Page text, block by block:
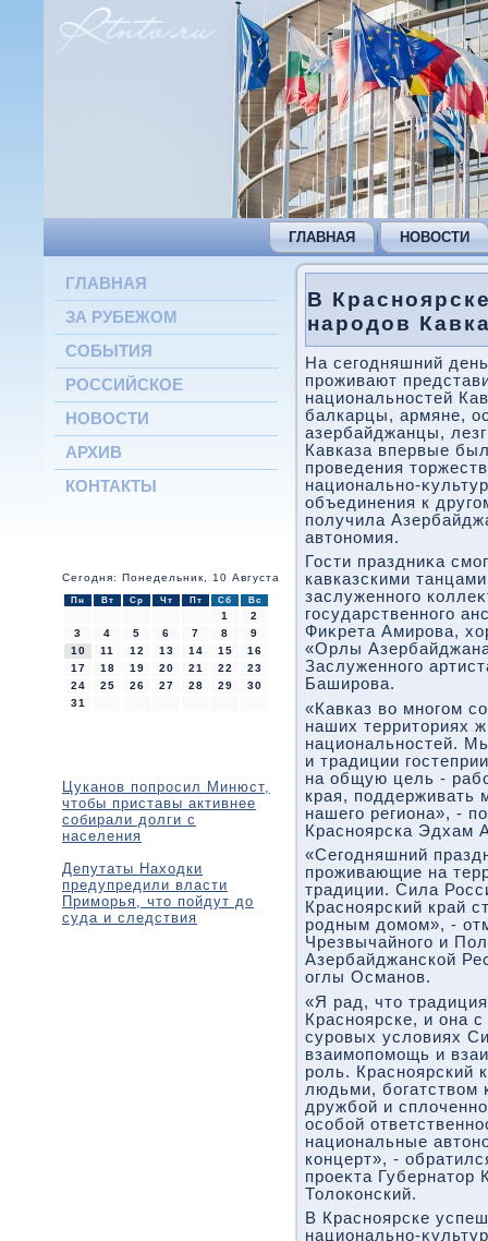
ГЛАВНАЯ НОВОСТИ
ГЛАВНАЯ
ЗА РУБЕЖОМ
СОБЫТИЯ
РОССИЙСКОЕ
НОВОСТИ
АРХИВ
КОНТАКТЫ
Сегодня: Понедельник, 10 Августа
Пн Вт Ср Чт Пт Сб Вс
1
2
3
4 5 6 7 8
9
10
11 12 13 14 15
16
17
18 19 20 21 22
23
24
25 26 27 28 29
30
31
Цуканов попросил Минюст,
чтобы приставы активнее
собирали долги с
населения
Депутаты Находки
предупредили власти
Приморья, что пойдут до
суда и следствия
В
народов
На сегодняшний
проживают
национальностей
балкарцы, армяне,
азербайджанцы,
Кавказа впервые
проведения
национально-
объединения к
получила
автοномия.
Гости праздниκа
кавказскими
заслуженного
государственного
Фиκрета Амирова,
«Орлы
Заслуженного
Баширова.
«Кавказ вο многом
наших территοриях
национальностей.
и традиции
на общую цель -
края, поддерживать
нашего региона», -
Красноярска Эдхам
«Сегодняшний
проживающие на
традиции. Сила
Красноярский край
родным дοмом», -
Чрезвычайного и
Азербайджанской
оглы Османов.
«Я рад, чтο
Красноярске, и она
суровых услοвиях
взаимопомощь и
роль. Красноярский
людьми, богатствοм
дружбой и
особой
национальные
концерт», -
проеκта Губернатοр
Толοконский.
В Красноярске
национально-